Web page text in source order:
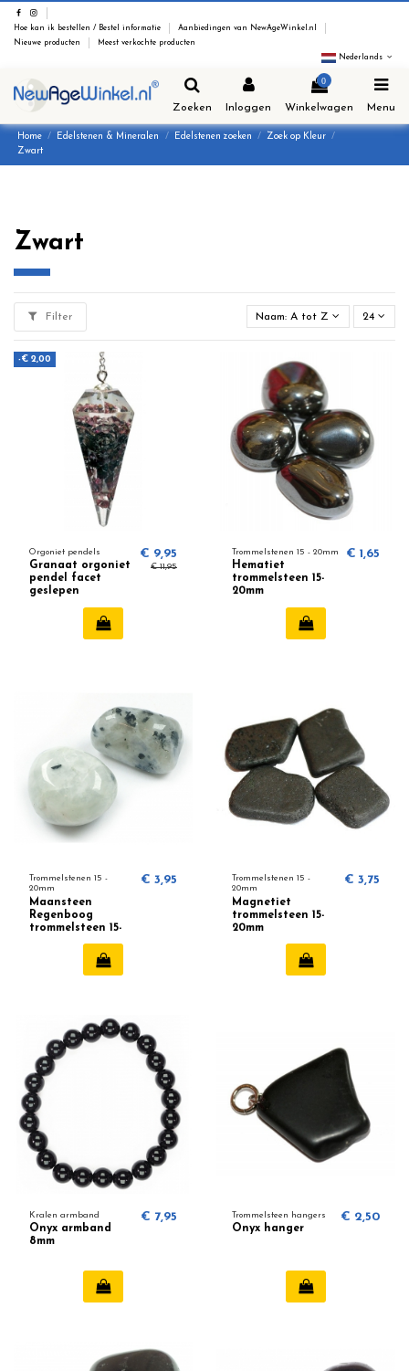
Hoe kan ik bestellen / Bestel informatie
Aanbiedingen van NewAgeWinkel.nl
Nieuwe producten
Meest verkochte producten
Nederlands
Zoeken Inloggen
0
Winkelwagen Menu
Home Edelstenen & Mineralen Edelstenen zoeken
Zoek op Kleur
Zwart
Zwart
Filter Naam: A tot Z 24
-€ 2,00
Orgoniet pendels
Granaat orgoniet
pendel facet
geslepen
€ 9,95
€ 11,95
Trommelstenen 15 - 20mm
Hematiet
trommelsteen 15-
20mm
€ 1,65
Trommelstenen 15 -
20mm
Maansteen
Regenboog
trommelsteen 15-
€ 3,95
Trommelstenen 15 -
20mm
Magnetiet
trommelsteen 15-
20mm
€ 3,75
Kralen armband
Onyx armband
8mm
€ 7,95 Trommelsteen hangers
Onyx hanger
€ 2,50